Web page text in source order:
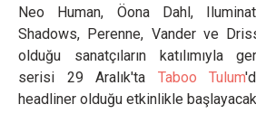
Neo Human, Öona Dahl,
Shadows, Perenne, Vander ve
olduğu sanatçıların katılımıyla
serisi 29 Aralık'ta Taboo Tulum
headliner olduğu etkinlikle